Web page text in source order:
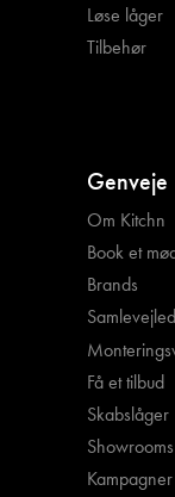
Løse låger
Tilbehør
Genveje
Om Kitchn
Book et
Brands
Få et tilbud
Skabslåger
Showrooms
Kampagner